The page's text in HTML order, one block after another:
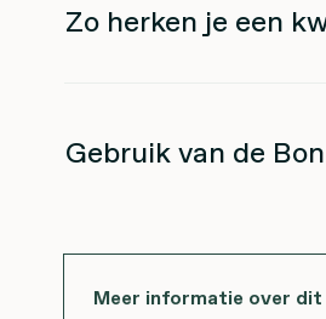
Zo herken je een
Gebruik van de
Meer informatie over